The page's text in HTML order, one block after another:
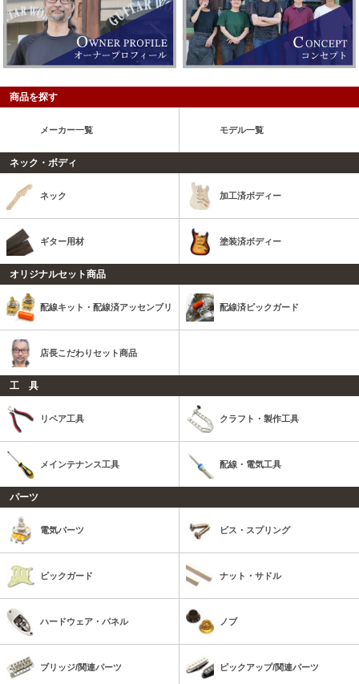
商品を探す
メーカー一覧 モデル一覧
ネック・ボディ
ネック 加工済ボディー
ギター用材 塗装済ボディー
オリジナルセット商品
配線キット・配線済アッセンブリ 配線済ピックガード
店長こだわりセット商品
工 具
リペア工具 クラフト・製作工具
メインテナンス工具 配線・電気工具
パーツ
電気パーツ ビス・スプリング
ピックガード ナット・サドル
ハードウェア・パネル ノブ
ブリッジ/関連パーツ ピックアップ/関連パーツ